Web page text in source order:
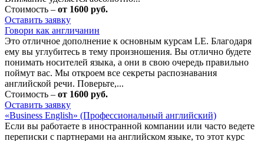
Стоимость – от 1600 руб.
Оставить заявку
Говори как англичанин
Это отличное дополнение к основным курсам LE. Благодаря
ему вы углубитесь в тему произношения. Вы отлично будете
понимать носителей языка, а они в свою очередь правильно
поймут вас. Мы откроем все секреты распознавания
английской речи. Поверьте,...
Стоимость – от 1600 руб.
Оставить заявку
«Business English» (Профессиональный английский)
Если вы работаете в иностранной компании или часто ведете
переписки с партнерами на английском языке, то этот курс